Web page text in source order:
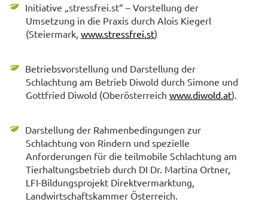
Initiative „stressfrei.st“ – Vorstellung der
Umsetzung in die Praxis durch Alois Kiegerl
(Steiermark, www.stressfrei.st)
Betriebsvorstellung und Darstellung der
Schlachtung am Betrieb Diwold durch Simone und
Gottfried Diwold (Oberösterreich www.diwold.at).
Darstellung der Rahmenbedingungen zur
Schlachtung von Rindern und spezielle
Anforderungen für die teilmobile Schlachtung am
Tierhaltungsbetrieb durch DI Dr. Martina Ortner,
LFI-Bildungsprojekt Direktvermarktung,
Landwirtschaftskammer Österreich.